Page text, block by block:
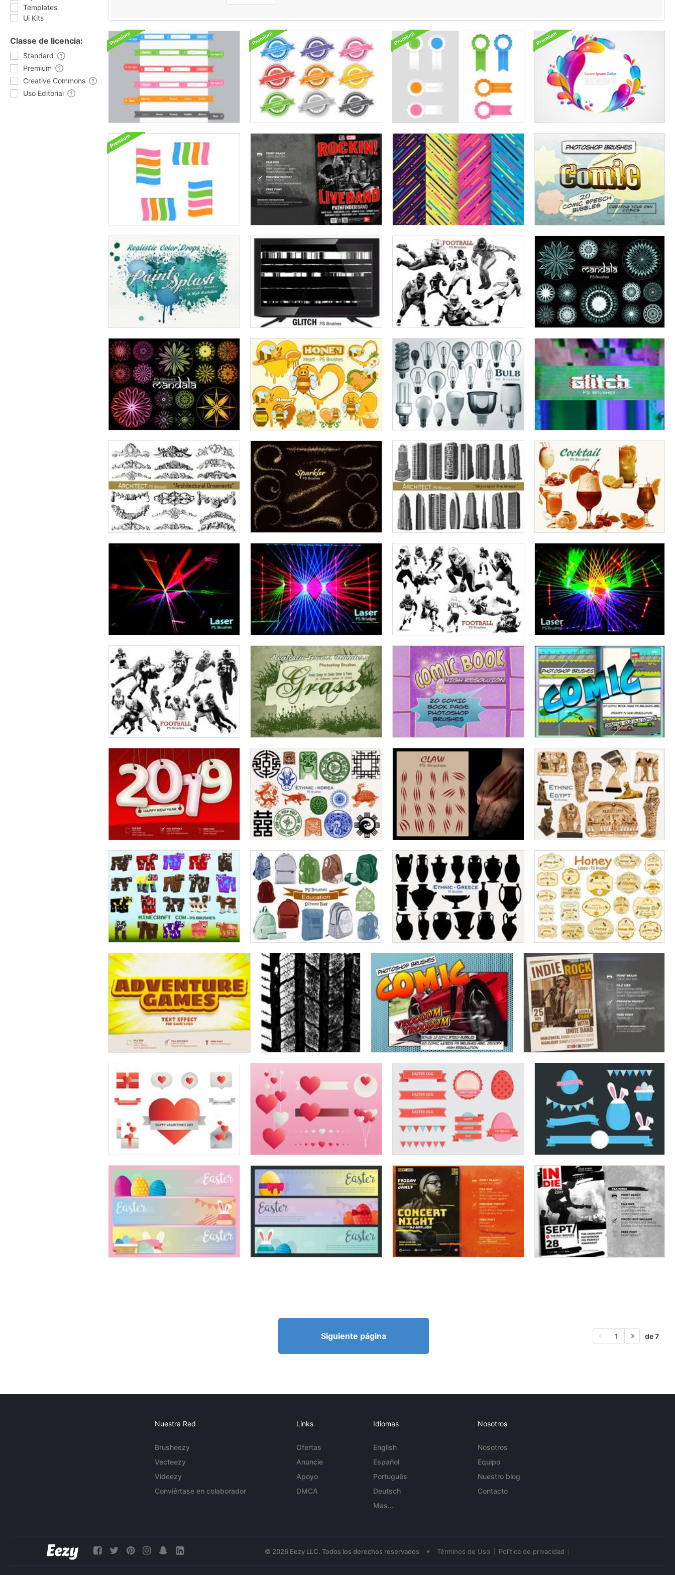
Templates
Ui Kits
Classe de licencia:
Standard
Premium
Creative Commons
Uso Editorial
Siguiente página 1 de 7
Nuestra Red
Brusheezy
Vecteezy
Videezy
Conviértase en colaborador
Links
Ofertas
Anuncie
Apoyo
DMCA
Idiomas
English
Español
Português
Deutsch
Más...
Nosotros
Nosotros
Equipo
Nuestro blog
Contacto
© 2026 Eezy LLC. Todos los derechos reservados • Términos de Uso Política de privacidad